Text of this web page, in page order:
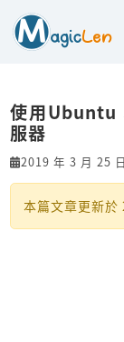
使用Ubuntu
服器
2019 年 3 月 25 日
本篇文章更新於